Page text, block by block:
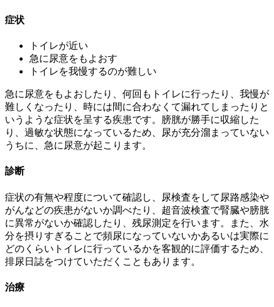
症状
トイレが近い
急に尿意をもよおす
トイレを我慢するのが難しい
急に尿意をもよおしたり、何回もトイレに行ったり、我慢が
難しくなったり、時には間に合わなくて漏れてしまったりと
いうような症状を呈する疾患です。膀胱が勝手に収縮した
り、過敏な状態になっているため、尿が充分溜まっていない
うちに、急に尿意が起こります。
診断
症状の有無や程度について確認し、尿検査をして尿路感染や
がんなどの疾患がないか調べたり、超音波検査で腎臓や膀胱
に異常がないか確認したり、残尿測定を行います。また、水
分を摂りすぎることで頻尿になっていないかあるいは実際に
どのくらいトイレに行っているかを客観的に評価するため、
排尿日誌をつけていただくこともあります。
治療